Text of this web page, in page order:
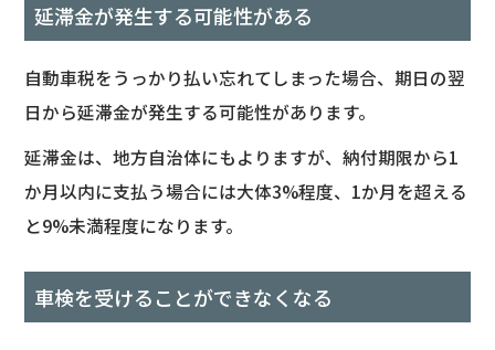
延滞金が発生する可能性がある
自動車税をうっかり払い忘れてしまった場合、期日の翌
日から延滞金が発生する可能性があります。
延滞金は、地方自治体にもよりますが、納付期限から1
か月以内に支払う場合には大体3%程度、1か月を超える
と9%未満程度になります。
車検を受けることができなくなる